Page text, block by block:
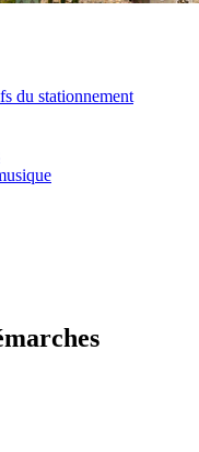
du stationnement